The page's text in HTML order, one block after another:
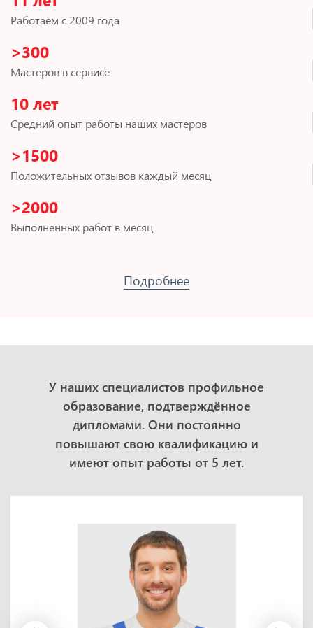
Работаем с 2009 года
>300
Мастеров в сервисе
10 лет
Средний опыт работы наших мастеров
>1500
Положительных отзывов каждый месяц
>2000
Выполненных работ в месяц
Подробнее
У наших специалистов профильное
образование, подтверждённое
дипломами. Они постоянно
повышают свою квалификацию и
имеют опыт работы от 5 лет.